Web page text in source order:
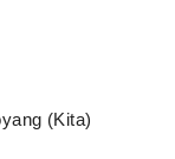
(Kita)